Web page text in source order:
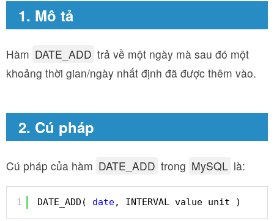
1. Mô tả
Hàm DATE_ADD trả về một ngày mà sau đó một
khoảng thời gian/ngày nhất định đã được thêm vào.
2. Cú pháp
Cú pháp của hàm DATE_ADD trong MySQL là:
1 DATE_ADD( date, INTERVAL value unit )